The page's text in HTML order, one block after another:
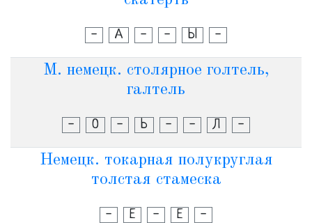
- А - - Ы -
М. немецк. столярное голтель,
галтель
- О - Ь - - Л -
Немецк. токарная полукруглая
толстая стамеска
- Е - Е -